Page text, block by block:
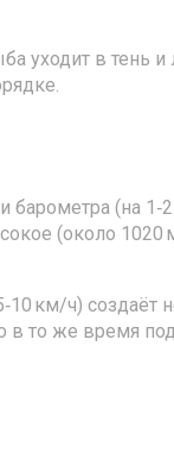
уходит в тень
(на
(около
км/ч)
то же время